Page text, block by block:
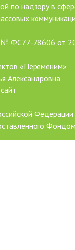
по надзору в
№ ФС77-78606 от
«Переменим»
Александровна
Федерации
Фондом